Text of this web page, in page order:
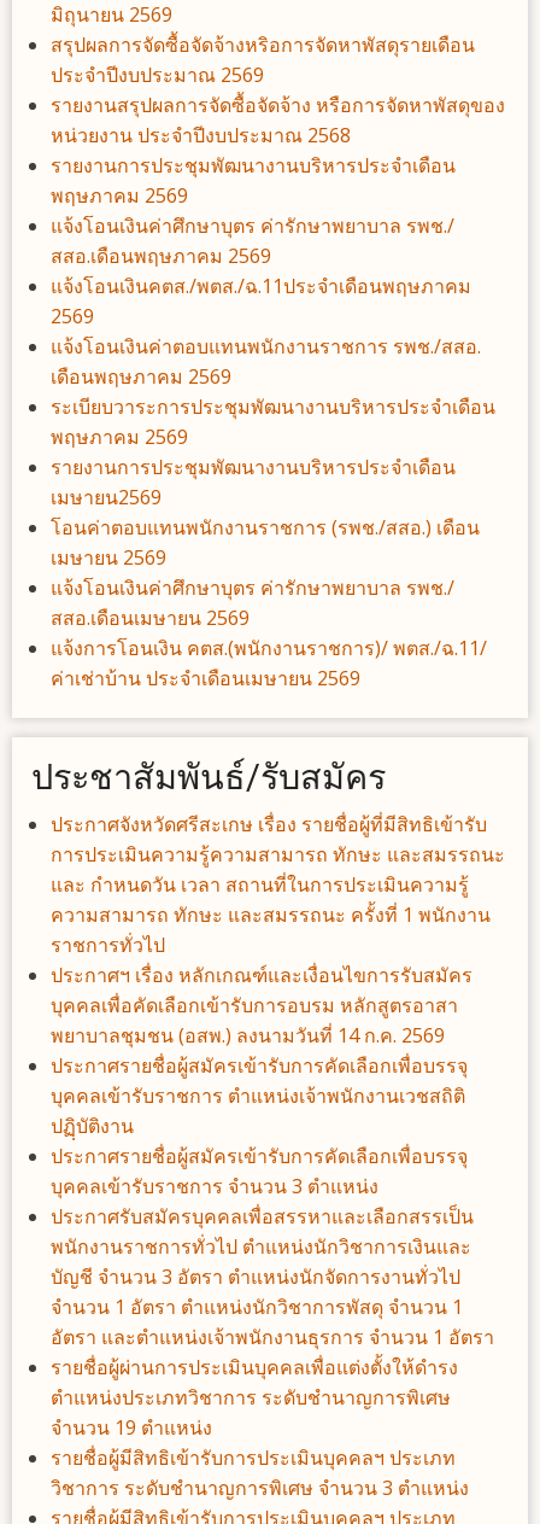
มิถุนายน 2569
สรุปผลการจัดซื้อจัดจ้างหริอการจัดหาพัสดุรายเดือน
ประจำปีงบประมาณ 2569
รายงานสรุปผลการจัดซื้อจัดจ้าง หรือการจัดหาพัสดุของ
หน่วยงาน ประจำปีงบประมาณ 2568
รายงานการประชุมพัฒนางานบริหารประจำเดือน
พฤษภาคม 2569
แจ้งโอนเงินค่าศึกษาบุตร ค่ารักษาพยาบาล รพช./
สสอ.เดือนพฤษภาคม 2569
แจ้งโอนเงินคตส./พตส./ฉ.11ประจำเดือนพฤษภาคม
2569
แจ้งโอนเงินค่าตอบแทนพนักงานราชการ รพช./สสอ.
เดือนพฤษภาคม 2569
ระเบียบวาระการประชุมพัฒนางานบริหารประจำเดือน
พฤษภาคม 2569
รายงานการประชุมพัฒนางานบริหารประจำเดือน
เมษายน2569
โอนค่าตอบแทนพนักงานราชการ (รพช./สสอ.) เดือน
เมษายน 2569
แจ้งโอนเงินค่าศึกษาบุตร ค่ารักษาพยาบาล รพช./
สสอ.เดือนเมษายน 2569
แจ้งการโอนเงิน คตส.(พนักงานราชการ)/ พตส./ฉ.11/
ค่าเช่าบ้าน ประจำเดือนเมษายน 2569
ประชาสัมพันธ์/รับสมัคร
ประกาศจังหวัดศรีสะเกษ เรื่อง รายชื่อผู้ที่มีสิทธิเข้ารับ
การประเมินความรู้ความสามารถ ทักษะ และสมรรถนะ
และ กำหนดวัน เวลา สถานที่ในการประเมินความรู้
ความสามารถ ทักษะ และสมรรถนะ ครั้งที่ 1 พนักงาน
ราชการทั่วไป
ประกาศฯ เรื่อง หลักเกณฑ์และเงื่อนไขการรับสมัคร
บุคคลเพื่อคัดเลือกเข้ารับการอบรม หลักสูตรอาสา
พยาบาลชุมชน (อสพ.) ลงนามวันที่ 14 ก.ค. 2569
ประกาศรายชื่อผู้สมัครเข้ารับการคัดเลือกเพื่อบรรจุ
บุคคลเข้ารับราชการ ตำแหน่งเจ้าพนักงานเวชสถิติ
ปฏฺิบัติงาน
ประกาศรายชื่อผู้สมัครเข้ารับการคัดเลือกเพื่อบรรจุ
บุคคลเข้ารับราชการ จำนวน 3 ตำแหน่ง
ประกาศรับสมัครบุคคลเพื่อสรรหาและเลือกสรรเป็น
พนักงานราชการทั่วไป ตำแหน่งนักวิชาการเงินและ
บัญชี จำนวน 3 อัตรา ตำแหน่งนักจัดการงานทั่วไป
จำนวน 1 อัตรา ตำแหน่งนักวิชาการพัสดุ จำนวน 1
อัตรา และตำแหน่งเจ้าพนักงานธุรการ จำนวน 1 อัตรา
รายชื่อผู้ผ่านการประเมินบุคคลเพื่อแต่งตั้งให้ดำรง
ตำแหน่งประเภทวิชาการ ระดับชำนาญการพิเศษ
จำนวน 19 ตำแหน่ง
รายชื่อผู้มีสิทธิเข้ารับการประเมินบุคคลฯ ประเภท
วิชาการ ระดับชำนาญการพิเศษ จำนวน 3 ตำแหน่ง
รายชื่อผู้มีสิทธิเข้ารับการประเมินบุคคลฯ ประเภท